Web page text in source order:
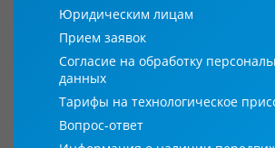
Юридическим лицам
Прием заявок
Согласие на обработку
данных
Тарифы на технологическое
Вопрос-ответ